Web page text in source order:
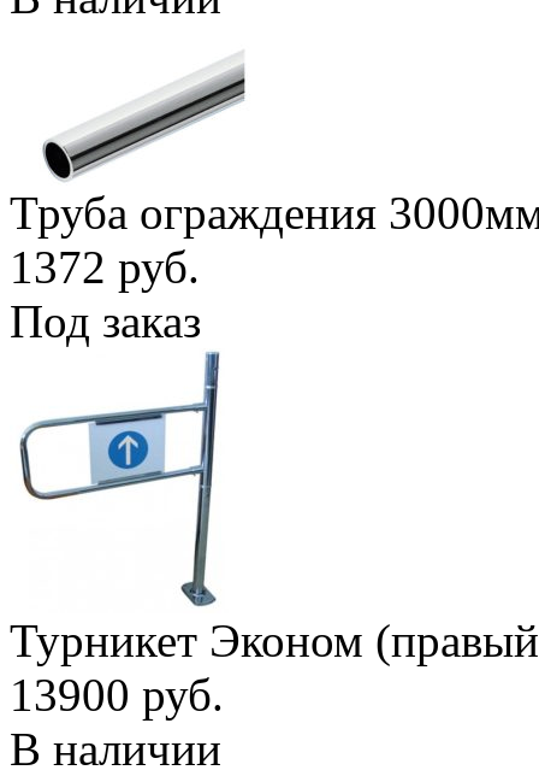
Труба ограждения
1372 руб.
Под заказ
Турникет Эконом
13900 руб.
В наличии